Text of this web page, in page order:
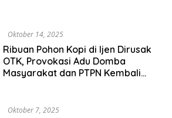
Oktober 14, 2025
Ribuan Pohon Kopi di Ijen Dirusak
OTK, Provokasi Adu Domba
Masyarakat dan PTPN Kembali
Oktober 7, 2025